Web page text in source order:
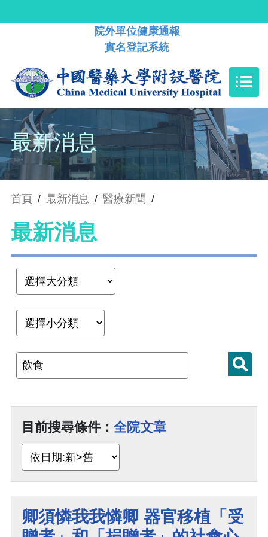
院外單位健康通報
實名登記系統
最新消息
首頁 / 最新消息 / 醫療新聞 /
最新消息
目前搜尋條件： 全院文章
卿須憐我我憐卿 器官移植「受